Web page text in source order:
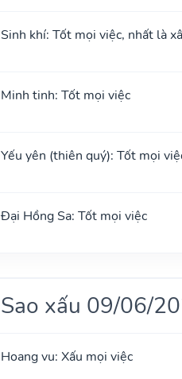
Sinh khí: Tốt mọi việc, nhất là
Minh tinh: Tốt mọi việc
Yếu yên (thiên quý): Tốt mọi
Đại Hồng Sa: Tốt mọi việc
Sao xấu 09/06/
Hoang vu: Xấu mọi việc